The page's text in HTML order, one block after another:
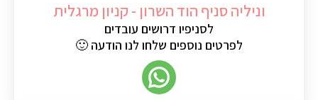
וניליה סניף הוד השרון - קניון מרגלית
לסניפיו דרושים עובדים
לפרטים נוספים שלחו לנו הודעה 🙂